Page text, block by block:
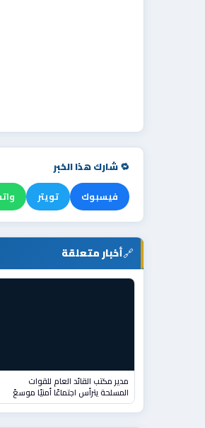
🔁 شارك هذا الخبر
فيسبوك تويتر
🔗أخبار متعلقة
مدير مكتب القائد العام للقوات
المسلحة يترأس اجتماعًا أمنيًا موسعً